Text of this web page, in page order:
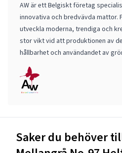
AW är ett Belgiskt företag
innovativa och bredvävda mattor.
utveckla moderna, trendiga och
stor vikt vid att produktionen av
hållbarhet och användandet av
Saker du behöver